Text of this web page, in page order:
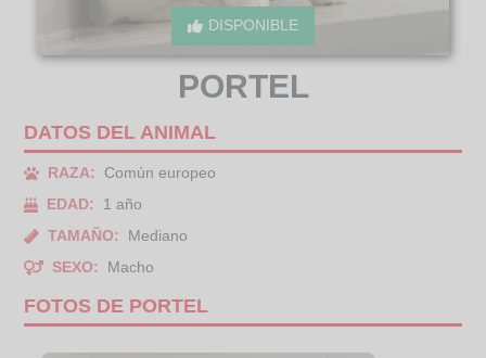
DISPONIBLE
PORTEL
DATOS DEL ANIMAL
RAZA:
Común europeo
EDAD:
1 año
TAMAÑO:
Mediano
SEXO:
Macho
FOTOS DE PORTEL